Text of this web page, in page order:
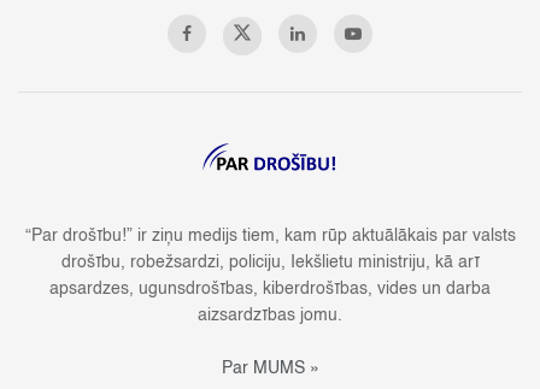
“Par drošību!” ir ziņu medijs tiem, kam rūp aktuālākais par valsts
drošību, robežsardzi, policiju, Iekšlietu ministriju, kā arī
apsardzes, ugunsdrošības, kiberdrošības, vides un darba
aizsardzības jomu.
Par MUMS »